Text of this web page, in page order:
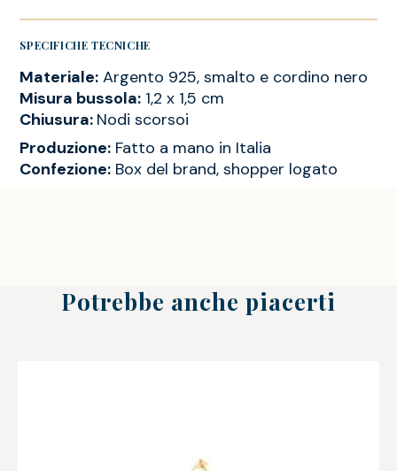
SPECIFICHE TECNICHE
Materiale: Argento 925, smalto e cordino nero
Misura bussola: 1,2 x 1,5 cm
Chiusura: Nodi scorsoi
Produzione: Fatto a mano in Italia
Confezione: Box del brand, shopper logato
Potrebbe anche piacerti